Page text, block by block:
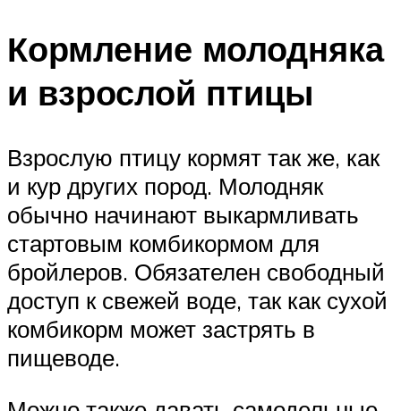
Кормление молодняка
и взрослой птицы
Взрослую птицу кормят так же, как
и кур других пород. Молодняк
обычно начинают выкармливать
стартовым комбикормом для
бройлеров. Обязателен свободный
доступ к свежей воде, так как сухой
комбикорм может застрять в
пищеводе.